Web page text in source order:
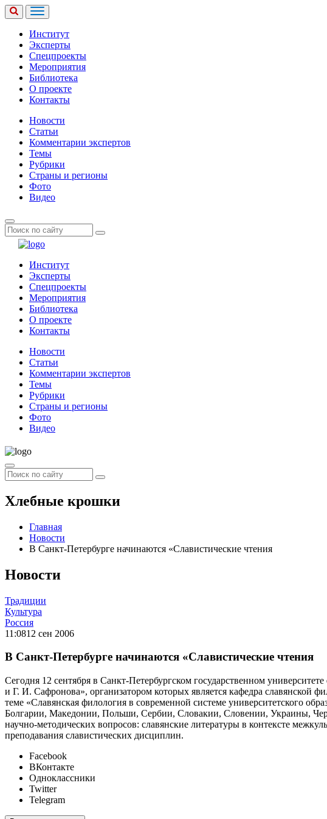
Институт
Эксперты
Спецпроекты
Мероприятия
Библиотека
О проекте
Контакты
Новости
Статьи
Комментарии экспертов
Темы
Рубрики
Страны и регионы
Фото
Видео
Институт
Эксперты
Спецпроекты
Мероприятия
Библиотека
О проекте
Контакты
Новости
Статьи
Комментарии экспертов
Темы
Рубрики
Страны и регионы
Фото
Видео
Хлебные крошки
Главная
Новости
В Санкт-Петербурге начинаются «Славистические чтения
Новости
Традиции
Культура
Россия
11:0812 сен 2006
В Санкт-Петербурге начинаются «Славистические чтения
Сегодня 12 сентября в Санкт-Петербургском государственном
и Г. И. Сафронова», организатором которых является кафедра славянской
теме «Славянская филология в современной системе университетского
Болгарии, Македонии, Польши, Сербии, Словакии, Словении, Украины,
научно-методических вопросов: славянские литературы в контексте
преподавания славистических дисциплин.
Facebook
ВКонтакте
Одноклассники
Twitter
Telegram